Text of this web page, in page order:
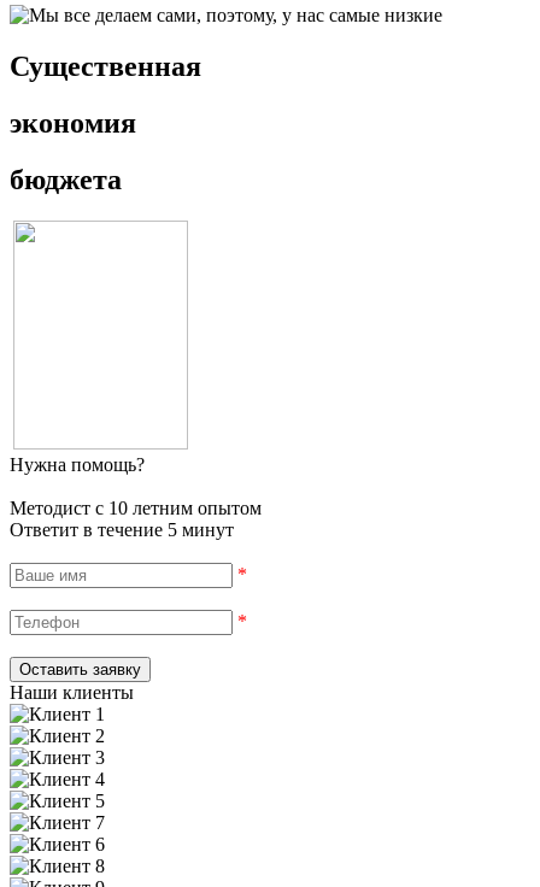
Существенная
экономия
бюджета
Нужна помощь?
Методист с 10 летним опытом
Ответит в течение 5 минут
*
*
Наши клиенты